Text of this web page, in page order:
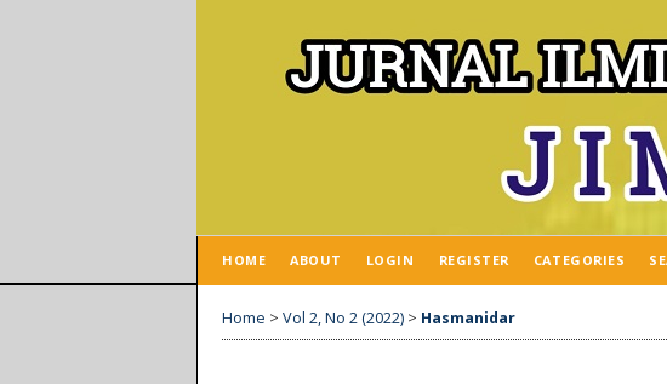
HOME ABOUT LOGIN REGISTER CATEGORIES
Home > Vol 2, No 2 (2022) > Hasmanidar